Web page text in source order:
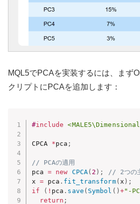
MQL5でPCAを実装するには、まず
クリプトにPCAを追加します：
#include
CPCA *pca ;
// PCAの適用
pca = new CPCA( 2 ) ;
// 2つの
x = pca . fit_transform( x ) ;
if
( ! pca . save ( Symbol ( ) +"-
return ;